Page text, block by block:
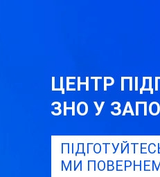
МИ
ЦЕНТР
ЗНО У